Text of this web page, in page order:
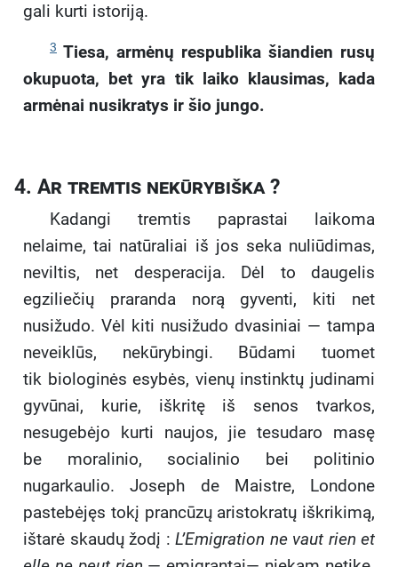
gali kurti istoriją.
3 Tiesa, armėnų respublika šiandien rusų
okupuota, bet yra tik laiko klausimas, kada
armėnai nusikratys ir šio jungo.
4. Ar tremtis nekūrybiška ?
Kadangi tremtis paprastai laikoma
nelaime, tai natūraliai iš jos seka nuliūdimas,
neviltis, net desperacija. Dėl to daugelis
egziliečių praranda norą gyventi, kiti net
nusižudo. Vėl kiti nusižudo dvasiniai — tampa
neveiklūs, nekūrybingi. Būdami tuomet
tik biologinės esybės, vienų instinktų judinami
gyvūnai, kurie, iškritę iš senos tvarkos,
nesugebėjo kurti naujos, jie tesudaro masę
be moralinio, socialinio bei politinio
nugarkaulio. Joseph de Maistre, Londone
pastebėjęs tokį prancūzų aristokratų iškrikimą,
ištarė skaudų žodį : L’Emigration ne vaut rien et